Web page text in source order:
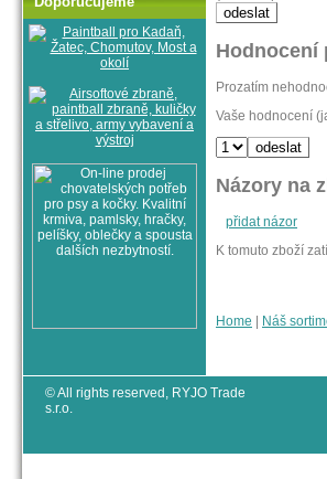
Hodnocení
Prozatím
Vaše hodnocení
Názory na
přidat názor
K tomuto zboží
Home | Náš
© All rights reserved, RYJO Trade
s.r.o.